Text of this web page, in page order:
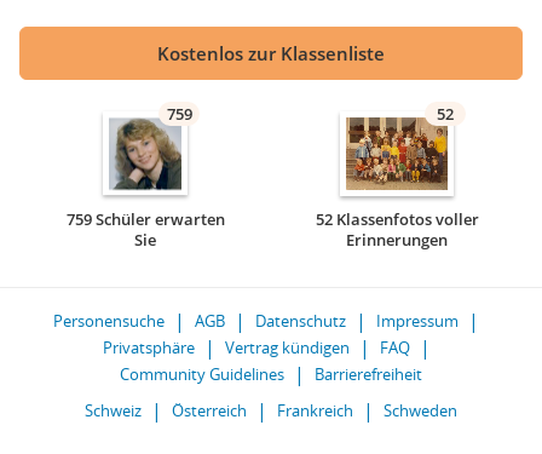
Kostenlos zur Klassenliste
759
759 Schüler erwarten
Sie
52
52 Klassenfotos voller
Erinnerungen
Personensuche AGB Datenschutz
Impressum
Privatsphäre
Vertrag kündigen
FAQ
Community Guidelines
Barrierefreiheit
Schweiz
Österreich Frankreich Schweden